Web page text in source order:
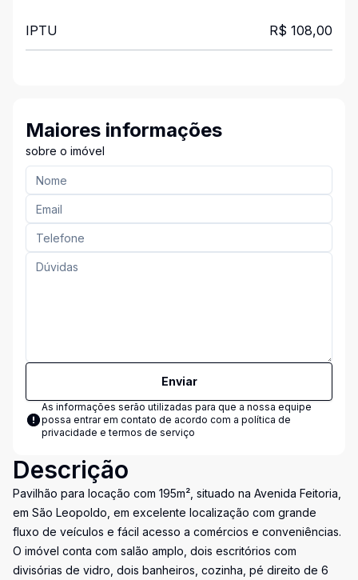
IPTU R$ 108,00
Maiores informações
sobre o imóvel
Enviar
As informações serão utilizadas para que a nossa equipe
possa entrar em contato de acordo com a política de
privacidade e termos de serviço
Descrição
Pavilhão para locação com 195m², situado na Avenida Feitoria,
em São Leopoldo, em excelente localização com grande
fluxo de veículos e fácil acesso a comércios e conveniências.
O imóvel conta com salão amplo, dois escritórios com
divisórias de vidro, dois banheiros, cozinha, pé direito de 6